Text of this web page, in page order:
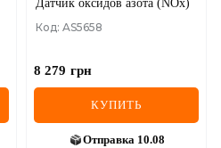
Датчик оксидов азота (NOx)
Код: AS5658
8 279 грн
КУПИТЬ
Отправка 10.08